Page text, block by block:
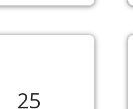
25